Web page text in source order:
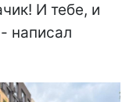
И тебе, и
написал